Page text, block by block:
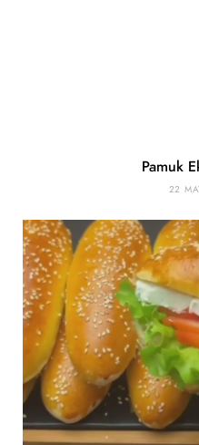
Pamuk
22